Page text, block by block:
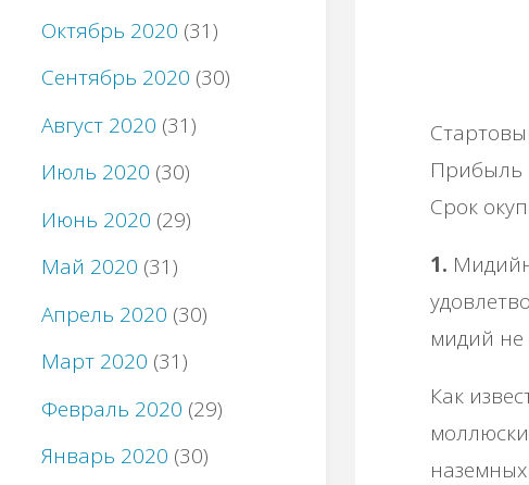
Прибыль
Срок
1.
мидий не
Как
Октябрь 2020 (31)
Сентябрь 2020 (30)
Август 2020 (31)
Июль 2020 (30)
Июнь 2020 (29)
Май 2020 (31)
Апрель 2020 (30)
Март 2020 (31)
Февраль 2020 (29)
Январь 2020 (30)